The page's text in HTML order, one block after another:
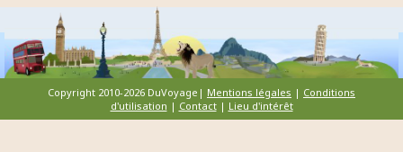
Copyright 2010-2026 DuVoyage| Mentions légales | Conditions
d'utilisation | Contact| Lieu d'intérêt